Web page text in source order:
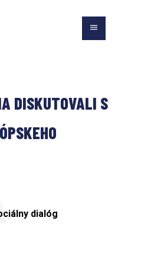
DISKUTOVALI S
dialóg